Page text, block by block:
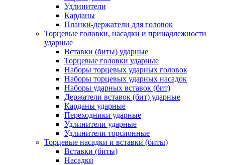
Удлинители
Карданы
Планки-держатели для головок
Торцевые головки, насадки и принадлежности
ударные
Вставки (биты) ударные
Торцевые головки ударные
Наборы торцевых ударных головок
Наборы торцевых ударных насадок
Наборы ударных вставок (бит)
Держатели вставок (бит) ударные
Карданы ударные
Переходники ударные
Удлинители ударные
Удлинители торсионные
Торцевые насадки и вставки (биты)
Вставки (биты)
Насадки